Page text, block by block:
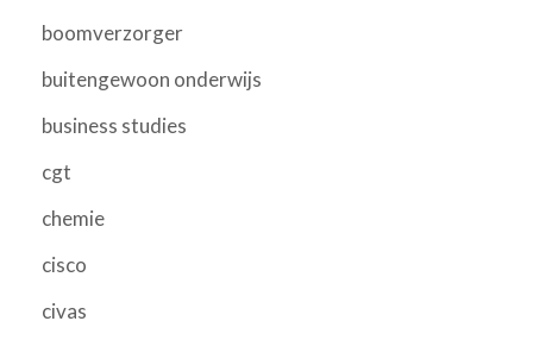
boomverzorger
buitengewoon onderwijs
business studies
cgt
chemie
cisco
civas